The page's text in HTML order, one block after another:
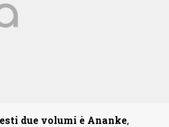
due volumi è Ananke,